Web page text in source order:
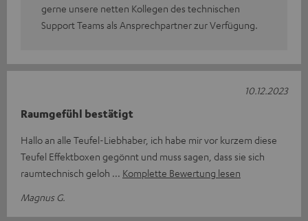
gerne unsere netten Kollegen des technischen
Support Teams als Ansprechpartner zur Verfügung.
Raumgefühl bestätigt
Hallo an alle Teufel-Liebhaber, ich habe mir vor kurzem diese
Teufel Effektboxen gegönnt und muss sagen, dass sie sich
raumtechnisch geloh
Komplette Bewertung lesen
Magnus G.
10.12.2023